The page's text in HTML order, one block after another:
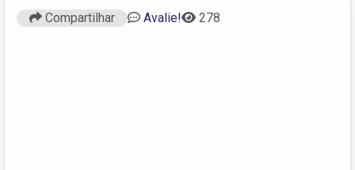
Compartilhar Avalie! 278